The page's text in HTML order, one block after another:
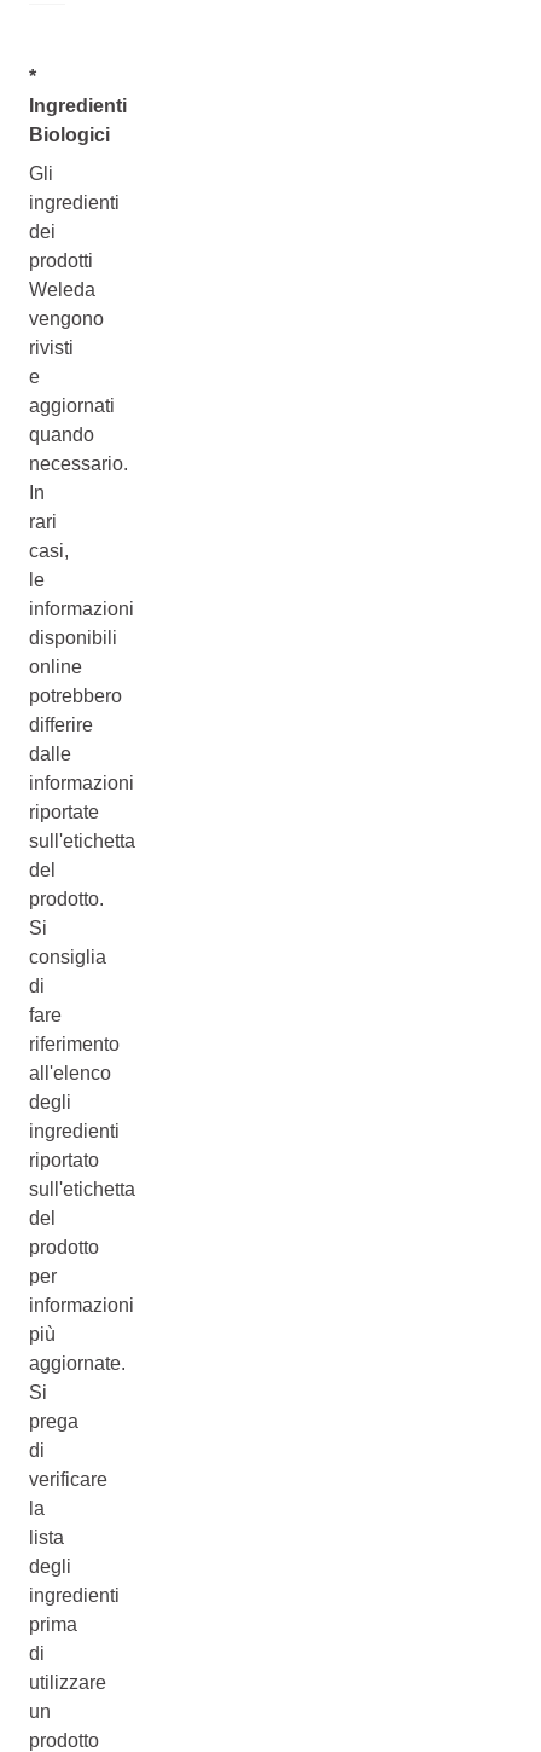
*
Ingredienti
Biologici
Gli
ingredienti
dei
prodotti
Weleda
vengono
rivisti
e
aggiornati
quando
necessario.
In
rari
casi,
le
informazioni
disponibili
online
potrebbero
differire
dalle
informazioni
riportate
sull'etichetta
del
prodotto.
Si
consiglia
di
fare
riferimento
all'elenco
degli
ingredienti
riportato
sull'etichetta
del
prodotto
per
informazioni
più
aggiornate.
Si
prega
di
verificare
la
lista
degli
ingredienti
prima
di
utilizzare
un
prodotto